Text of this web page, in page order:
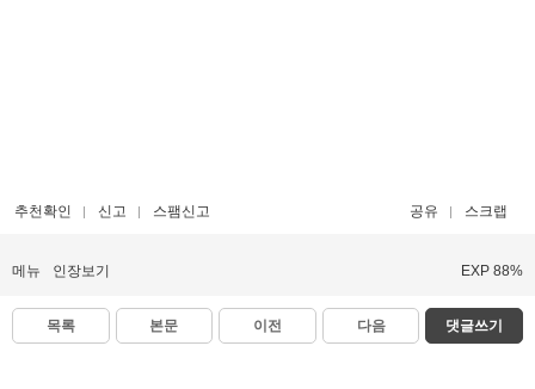
추천확인 신고 스팸신고 공유 스크랩
메뉴 인장보기 EXP 88%
목록 본문 이전 다음 댓글쓰기